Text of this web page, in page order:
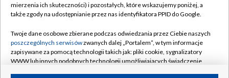
Naziemna Telewizja Cyfrowa
Rada Programowa
System NOS
Informacje o nadawcy
Pomoc
Kontakt
Kanały
mierzenia ich skuteczności) i pozostałych, które wskazujemy poniżej, a
także zgody na udostępnianie przez nas identyfikatora PPID do Google.
Twoje dane osobowe zbierane podczas odwiedzania przez Ciebie naszych
poszczególnych serwisówzwanych dalej „Portalem”, w tym informacje
zapisywane za pomocą technologii takich jak: pliki cookie, sygnalizatory
WWW lub innych podobnych technologii umożliwiających świadczenie